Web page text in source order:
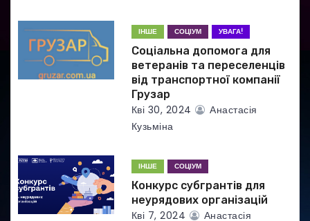
в
ІНШЕ СОЦІУМ УВАГА!
Соціальна допомога для
ветеранів та переселенців
від транспортної компанії
Грузар
Кві 30, 2024
Анастасія
Кузьміна
ІНШЕ СОЦІУМ
Конкурс субгрантів для
неурядових організацій
Кві 7, 2024
Анастасія